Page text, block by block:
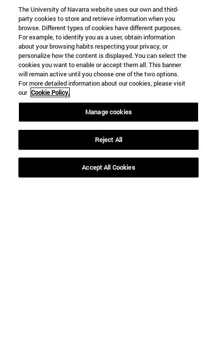
The University of Navarra website uses our own and third-
party cookies to store and retrieve information when you
browse. Different types of cookies have different purposes.
For example, to identify you as a user, obtain information
about your browsing habits respecting your privacy, or
personalize how the content is displayed. You can select the
cookies you want to enable or accept them all. This banner
will remain active until you choose one of the two options.
For more detailed information about our cookies, please visit
our Cookie Policy.
Manage cookies
Reject All
Accept All Cookies